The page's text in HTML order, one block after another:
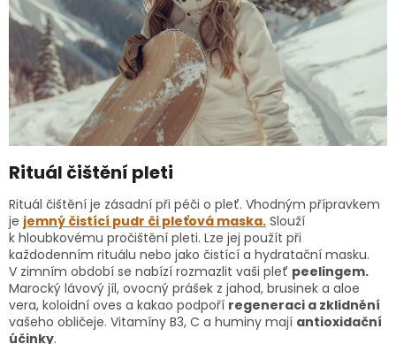
Rituál čištění pleti
Rituál čištění je zásadní při péči o pleť. Vhodným přípravkem
je jemný čistící pudr či pleťová maska. Slouží
k hloubkovému pročištění pleti. Lze jej použít při
každodenním rituálu nebo jako čistící a hydratační masku.
V zimním období se nabízí rozmazlit vaši pleť peelingem.
Marocký lávový jíl, ovocný prášek z jahod, brusinek a aloe
vera, koloidní oves a kakao podpoří regeneraci a zklidnění
vašeho obličeje. Vitamíny B3, C a huminy mají antioxidační
účinky.